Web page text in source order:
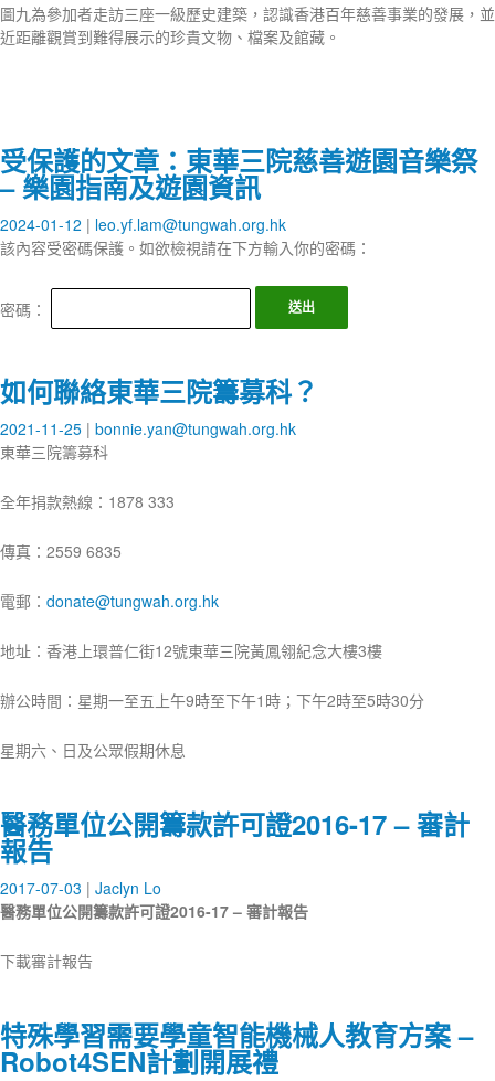
圖九為參加者走訪三座一級歷史建築，認識香港百年慈善事業的發展，並
近距離觀賞到難得展示的珍貴文物、檔案及館藏。
受保護的文章：東華三院慈善遊園音樂祭
– 樂園指南及遊園資訊
2024-01-12
leo.yf.lam@tungwah.org.hk
該內容受密碼保護。如欲檢視請在下方輸入你的密碼：
密碼：
如何聯絡東華三院籌募科？
2021-11-25 bonnie.yan@tungwah.org.hk
東華三院籌募科
全年捐款熱線：1878 333
傳真：2559 6835
電郵： donate@tungwah.org.hk
地址：香港上環普仁街12號東華三院黃鳳翎紀念大樓3樓
辦公時間：星期一至五上午9時至下午1時；下午2時至5時30分
星期六、日及公眾假期休息
醫務單位公開籌款許可證2016-17 – 審計
報告
2017-07-03
Jaclyn Lo
醫務單位公開籌款許可證2016-17 – 審計報告
下載審計報告
特殊學習需要學童智能機械人教育方案 –
Robot4SEN計劃開展禮